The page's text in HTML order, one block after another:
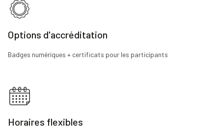
Options d'accréditation
Badges numériques + certificats pour les participants
Horaires flexibles